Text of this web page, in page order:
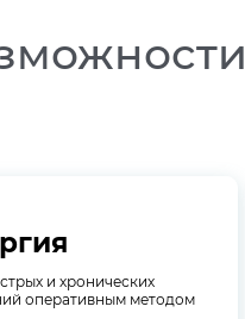
и хронических
оперативным методом
и хронических
оперативным методом